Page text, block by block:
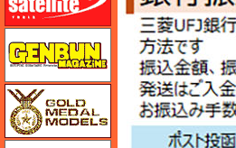
ゲンブンマガジン
ゴールドメダルモデルズ